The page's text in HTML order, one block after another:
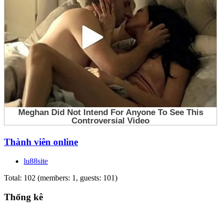
Thành viên online
lu88site
Total: 102 (members: 1, guests: 101)
Thống kê